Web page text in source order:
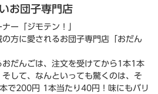
お団子専門店
ー「ジモテン！」
方に愛されるお団子専門店「おだん
だんごは、注文を受けてから1本1本
して、なんといっても驚くのは、そ
で200円 1本当たり40円！味にもバリ